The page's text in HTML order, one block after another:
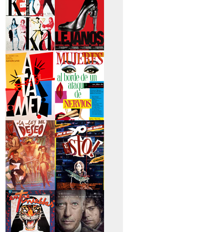
>Kika >Tacones lejanos
>Átame
>Mujeres al borde
de un...
>La ley del deseo
>Qué he hecho yo
para...